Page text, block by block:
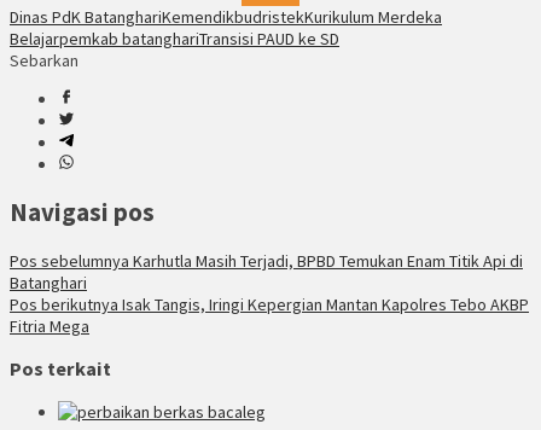
Dinas PdK BatanghariKemendikbudristekKurikulum Merdeka
Belajarpemkab batanghariTransisi PAUD ke SD
Sebarkan
Navigasi pos
Pos sebelumnya Karhutla Masih Terjadi, BPBD Temukan Enam Titik Api di
Batanghari
Pos berikutnya Isak Tangis, Iringi Kepergian Mantan Kapolres Tebo AKBP
Fitria Mega
Pos terkait